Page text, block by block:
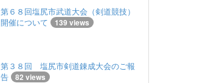
第６８回塩尻市武道大会（剣道競技）
開催について
139 views
第３８回 塩尻市剣道錬成大会のご報
告
82 views